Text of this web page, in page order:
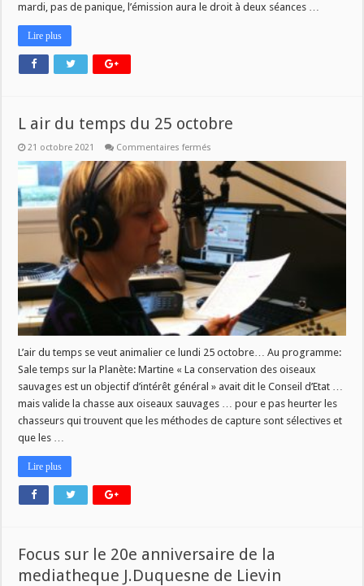
mardi, pas de panique, l’émission aura le droit à deux séances …
Lire plus
L air du temps du 25 octobre
21 octobre 2021 Commentaires fermés
air
du
temps
du
25
octobre
L’air du temps se veut animalier ce lundi 25 octobre… Au programme:
Sale temps sur la Planète: Martine « La conservation des oiseaux
sauvages est un objectif d’intérêt général » avait dit le Conseil d’Etat …
mais valide la chasse aux oiseaux sauvages … pour e pas heurter les
chasseurs qui trouvent que les méthodes de capture sont sélectives et
que les …
Lire plus
Focus sur le 20e anniversaire de la
mediatheque J.Duquesne de Lievin